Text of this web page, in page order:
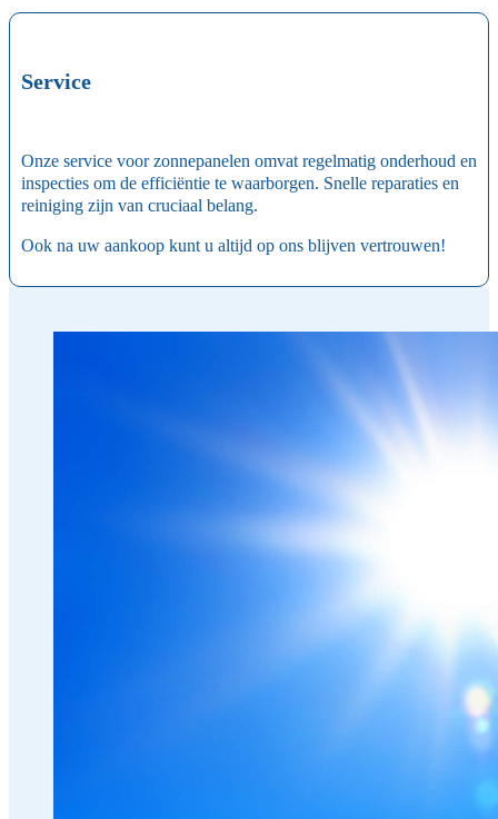
Service
Onze service voor zonnepanelen omvat regelmatig onderhoud en
inspecties om de efficiëntie te waarborgen. Snelle reparaties en
reiniging zijn van cruciaal belang.
Ook na uw aankoop kunt u altijd op ons blijven vertrouwen!